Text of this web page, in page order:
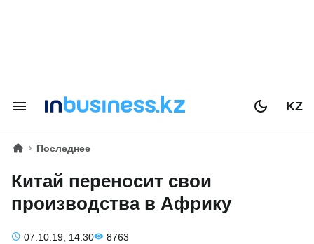
KZ
Последнее
Китай переносит свои
производства в Африку
07.10.19, 14:30 8763